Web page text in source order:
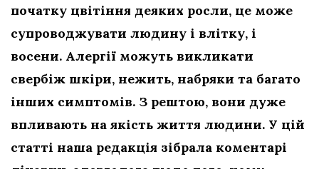
початку цвітіння деяких росли, це може
супроводжувати людину і влітку, і
восени. Алергії можуть викликати
свербіж шкіри, нежить, набряки та багато
інших симптомів. З рештою, вони дуже
впливають на якість життя людини. У цій
статті наша редакція зібрала коментарі